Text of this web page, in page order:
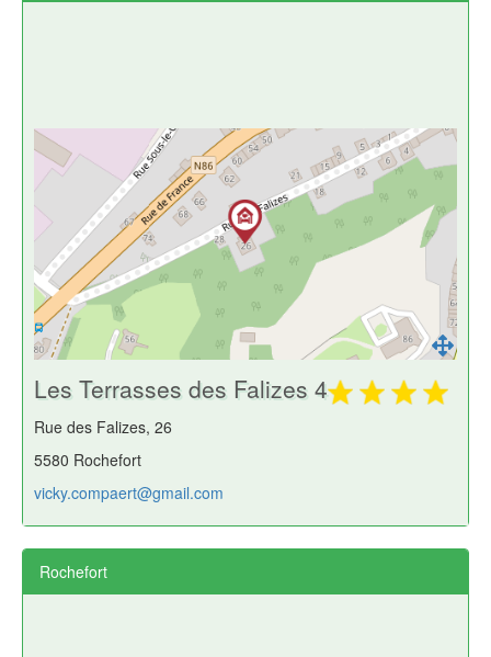
Les Terrasses des Falizes 4
Rue des Falizes, 26
5580 Rochefort
vicky.compaert@gmail.com
Rochefort